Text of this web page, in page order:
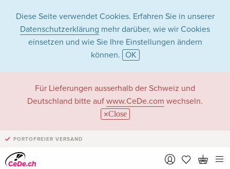
Diese Seite verwendet Cookies. Erfahren Sie in unserer
Datenschutzerklärung mehr darüber, wie wir Cookies
einsetzen und wie Sie Ihre Einstellungen ändern
können. OK
Für Lieferungen ausserhalb der Schweiz und
Deutschland bitte auf www.CeDe.com wechseln.
Close
PORTOFREIER VERSAND
Gross In Japan in
Musik - Alle
Formate